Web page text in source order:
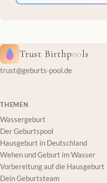
Trust Birthpools
trust@geburts-pool.de
THEMEN
Wassergeburt
Der Geburtspool
Hausgeburt in Deutschland
Wehen und Geburt im Wasser
Vorbereitung auf die Hausgeburt
Dein Geburtsteam